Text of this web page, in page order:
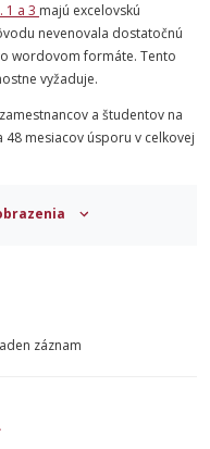
1 a 3 majú excelovskú
nevenovala dostatočnú
wordovom formáte. Tento
vyžaduje.
a študentov na
mesiacov úsporu v celkovej
záznam